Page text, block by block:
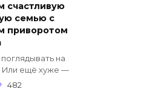
счастливую
семью с
приворотом
на
Или ещё хуже —
482